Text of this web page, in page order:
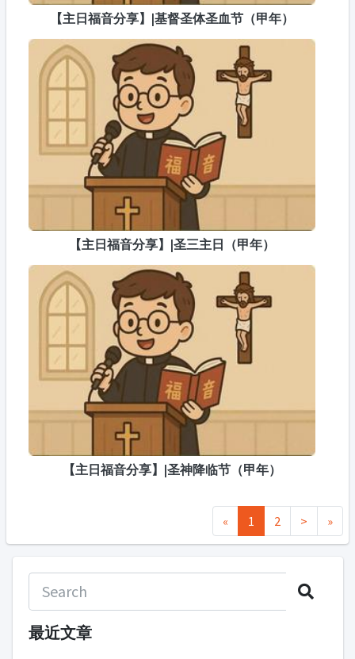
【主日福音分享】|基督圣体圣血节（甲年）
【主日福音分享】|圣三主日（甲年）
【主日福音分享】|圣神降临节（甲年）
« 1 2 > »
最近文章